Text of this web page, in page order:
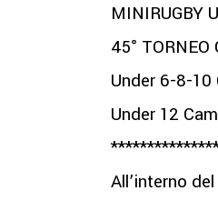
MINIRUGBY
45°
Under 6-8-
Under 12
All’interno